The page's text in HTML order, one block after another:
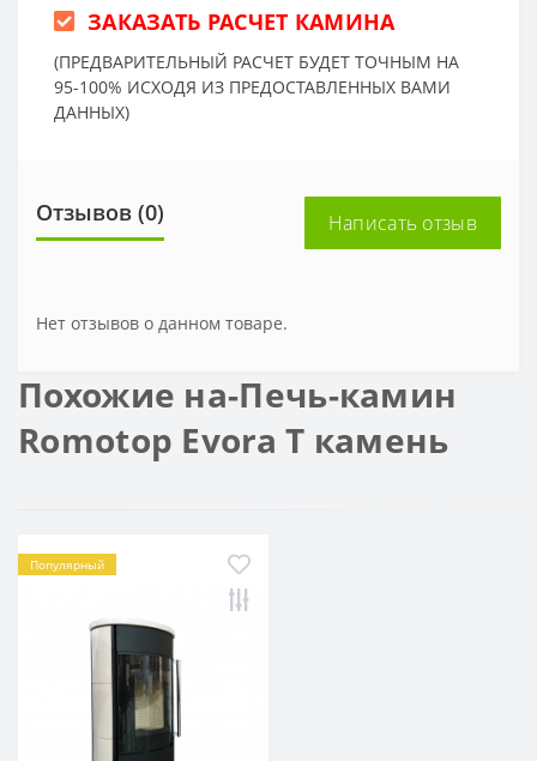
ЗАКАЗАТЬ РАСЧЕТ КАМИНА
(ПРЕДВАРИТЕЛЬНЫЙ РАСЧЕТ БУДЕТ ТОЧНЫМ НА
95-100% ИСХОДЯ ИЗ ПРЕДОСТАВЛЕННЫХ ВАМИ
ДАННЫХ)
Отзывов (0) Написать отзыв
Нет отзывов о данном товаре.
Похожие на-Печь-камин
Romotop Evora T камень
Популярный